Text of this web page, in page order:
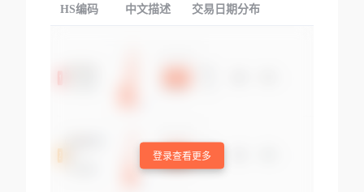
HS编码 中文描述 交易日期分布
登录查看更多